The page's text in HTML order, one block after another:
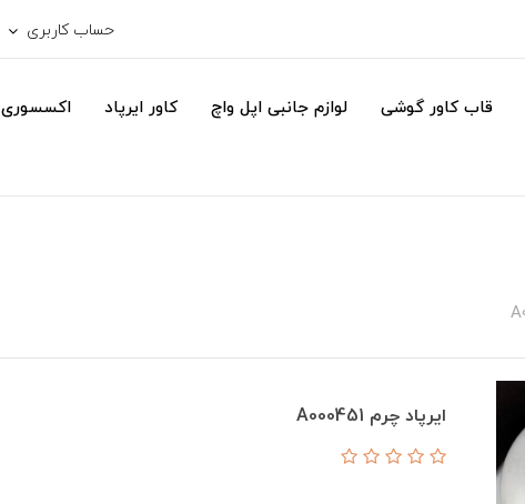
حساب کاربری
قاب کاور گوشی لوازم جانبی اپل واچ کاور ایرپاد اکسسوری
ایرپاد چرم A000451